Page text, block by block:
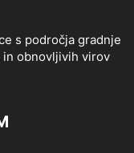
s področja gradnje
obnovljivih virov